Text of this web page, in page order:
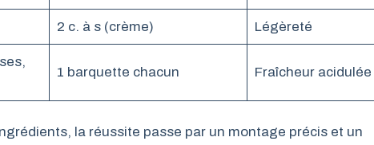
2 c. à s (crème) Légèreté
1 barquette chacun Fraîcheur acidulée
la réussite passe par un montage précis et un